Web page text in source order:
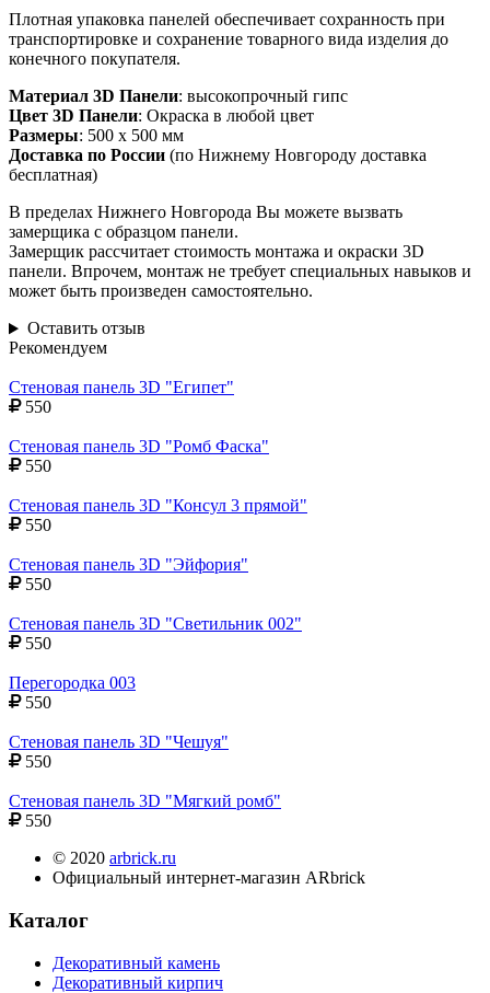
Плотная упаковка панелей обеспечивает сохранность при
транспортировке и сохранение товарного вида изделия до
конечного покупателя.
Материал 3D Панели: высокопрочный гипс
Цвет 3D Панели: Окраска в любой цвет
Размеры: 500 х 500 мм
Доставка по России (по Нижнему Новгороду доставка
бесплатная)
В пределах Нижнего Новгорода Вы можете вызвать
замерщика с образцом панели.
Замерщик рассчитает стоимость монтажа и окраски 3D
панели. Впрочем, монтаж не требует специальных навыков и
может быть произведен самостоятельно.
Оставить отзыв
Рекомендуем
Стеновая панель 3D "Египет"
550
Стеновая панель 3D "Ромб Фаска"
550
Стеновая панель 3D "Консул 3 прямой"
550
Стеновая панель 3D "Эйфория"
550
Стеновая панель 3D "Светильник 002"
550
Перегородка 003
550
Стеновая панель 3D "Чешуя"
550
Стеновая панель 3D "Мягкий ромб"
550
© 2020 arbrick.ru
Официальный интернет-магазин ARbrick
Каталог
Декоративный камень
Декоративный кирпич